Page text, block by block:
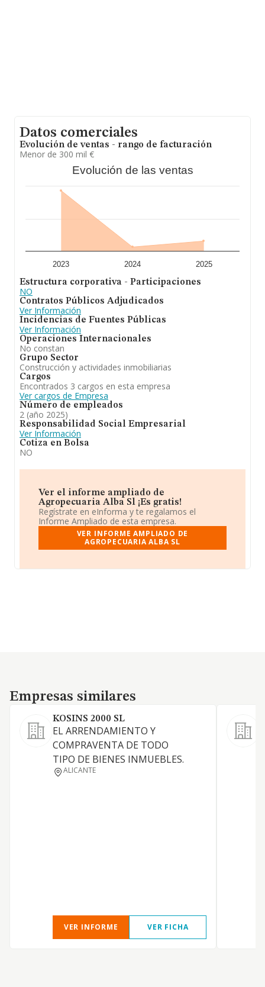
Datos comerciales
Evolución de ventas - rango de facturación
Menor de 300 mil €
Evolución de las ventas
2023 2024 2025
Estructura corporativa - Participaciones
NO
Contratos Públicos Adjudicados
Ver Información
Incidencias de Fuentes Públicas
Ver Información
Operaciones Internacionales
No constan
Grupo Sector
Construcción y actividades inmobiliarias
Cargos
Encontrados 3 cargos en esta empresa
Ver cargos de Empresa
Número de empleados
2 (año 2025)
Responsabilidad Social Empresarial
Ver Información
Cotiza en Bolsa
NO
Ver el informe ampliado de
Agropecuaria Alba Sl ¡Es gratis!
Regístrate en eInforma y te regalamos el
Informe Ampliado de esta empresa.
VER INFORME AMPLIADO DE
AGROPECUARIA ALBA SL
Empresas similares
Empresas similares
KOSINS 2000 SL
EL ARRENDAMIENTO Y
COMPRAVENTA DE TODO
TIPO DE BIENES INMUEBLES.
ALICANTE
VER INFORME VER FICHA